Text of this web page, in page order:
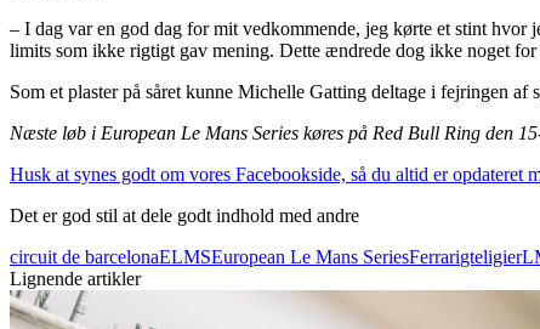
– I dag var en god dag for mit vedkommende, jeg kørte et stint hvor
limits som ikke rigtigt gav mening. Dette ændrede dog ikke noget
Som et plaster på såret kunne Michelle Gatting deltage i fejringen
Næste løb i European Le Mans Series køres på Red Bull Ring den
Husk at synes godt om vores Facebookside, så du altid er opdateret
Det er god stil at dele godt indhold med andre
circuit de barcelonaELMSEuropean Le Mans SeriesFerrarigteligier
Lignende artikler